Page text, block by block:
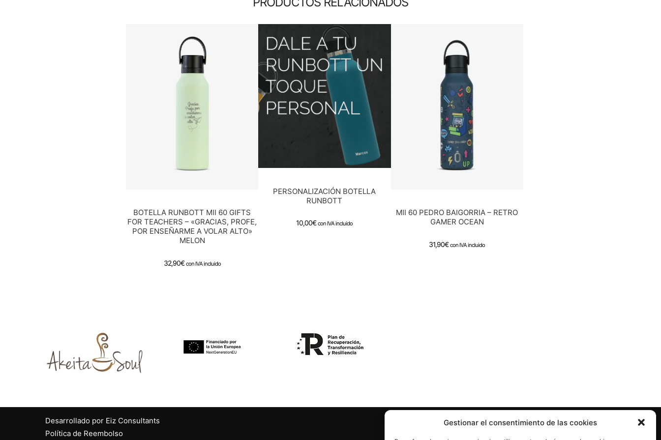
Gestionar el consentimiento de las cookies
BOTELLA RUNBOTT MII 60 GIFTS
FOR TEACHERS – «GRACIAS, PROFE,
POR ENSEÑARME A VOLAR ALTO»
MELON
32,90€ con IVA incluido
PERSONALIZACIÓN BOTELLA
RUNBOTT
10,00€ con IVA incluido
MII 60 PEDRO BAIGORRIA – RETRO
GAMER OCEAN
31,90€ con IVA incluido
Desarrollado por Eiz Consultants
Política de Reembolso